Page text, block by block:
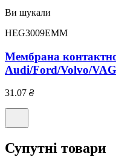
Ви шукали
HEG3009EMM
Мембрана
Audi/Ford/Volvo/
31.07 ₴
Супутні товари